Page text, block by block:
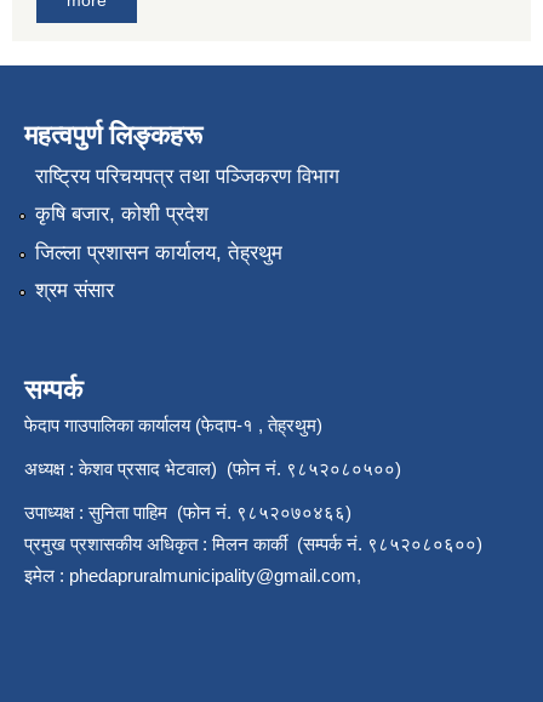
महत्वपुर्ण लिङ्कहरू
राष्‍ट्रिय परिचयपत्र तथा पञ्जिकरण विभाग
कृषि बजार, कोशी प्रदेश
जिल्ला प्रशासन कार्यालय, तेह्रथुम
श्रम संसार
सम्पर्क
फेदाप गाउपालिका कार्यालय (फेदाप-१ , तेह्रथुम)
अध्यक्ष : केशव प्रसाद भेटवाल) (फोन नं. ९८५२०८०५००)
उपाध्यक्ष : सुनिता पाहिम (फोन नं. ९८५२०७०४६६)
प्रमुख प्रशासकीय अधिकृत : मिलन कार्की (सम्पर्क नं. ९८५२०८०६००)
इमेल : phedapruralmunicipality@gmail.com,